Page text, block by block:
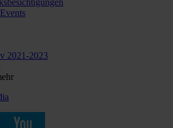
2021-2023